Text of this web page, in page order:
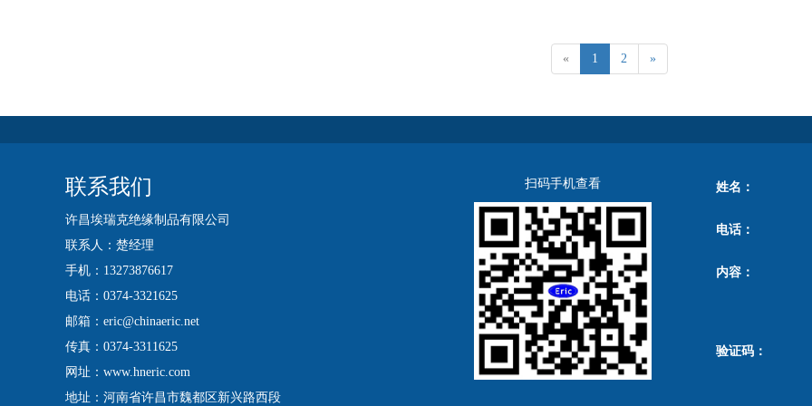
« 1 2 »
联系我们
许昌埃瑞克绝缘制品有限公司
联系人：楚经理
手机：13273876617
电话：0374-3321625
邮箱：eric@chinaeric.net
传真：0374-3311625
网址：www.hneric.com
地址：河南省许昌市魏都区新兴路西段
扫码手机查看 姓名：
电话：
内容：
验证码：